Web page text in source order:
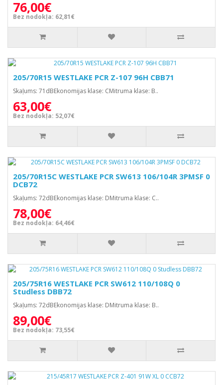
76,00€
Bez nodokļa: 62,81€
205/70R15 WESTLAKE PCR Z-107 96H CBB71
Skaļums: 71dBEkonomijas klase: CMitruma klase: B..
63,00€
Bez nodokļa: 52,07€
205/70R15C WESTLAKE PCR SW613 106/104R 3PMSF 0
DCB72
Skaļums: 72dBEkonomijas klase: DMitruma klase: C..
78,00€
Bez nodokļa: 64,46€
205/75R16 WESTLAKE PCR SW612 110/108Q 0
Studless DBB72
Skaļums: 72dBEkonomijas klase: DMitruma klase: B..
89,00€
Bez nodokļa: 73,55€